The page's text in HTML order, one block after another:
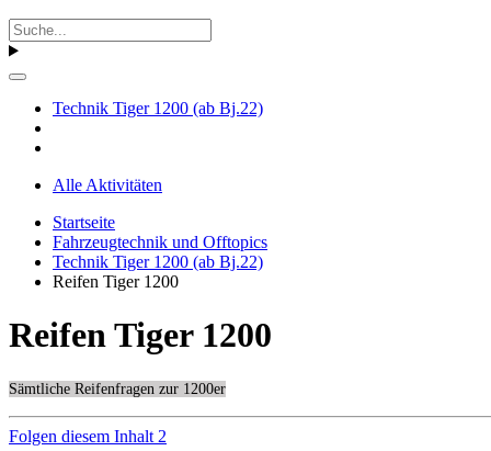
Technik Tiger 1200 (ab Bj.22)
Alle Aktivitäten
Startseite
Fahrzeugtechnik und Offtopics
Technik Tiger 1200 (ab Bj.22)
Reifen Tiger 1200
Reifen Tiger 1200
Sämtliche Reifenfragen zur 1200er
Folgen diesem Inhalt 2